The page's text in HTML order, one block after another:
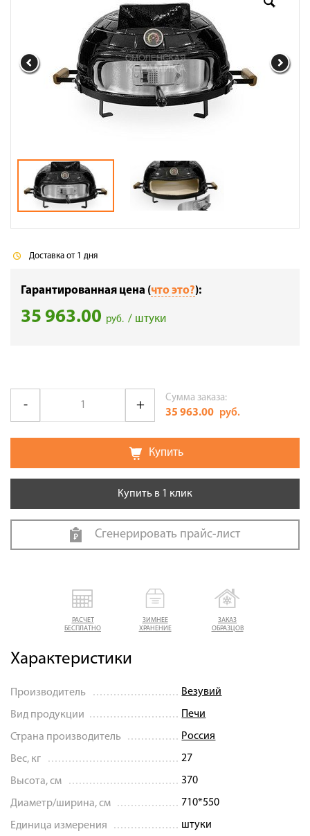
Сотрудничество
Галерея объектов
Контакты
РАСЧЕТ
БЕСПЛАТНО
ЗИМНЕЕ
ХРАНЕНИЕ
ЗАКАЗ
ОБРАЗЦОВ
Характеристики
Производитель Везувий
Вид продукции Печи
Страна производитель Россия
Вес, кг 27
Высота, см 370
Диаметр/ширина, см 710*550
Единица измерения штуки
Доставка от 1 дня
Гарантированная цена (что это?):
35 963.00 руб. / штуки
Сумма заказа:
35 963.00 руб.
Купить
Купить в 1 клик
Сгенерировать прайс-лист